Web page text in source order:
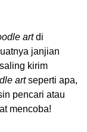
art di
janjian
kirim
art seperti apa,
pencari atau
mencoba!